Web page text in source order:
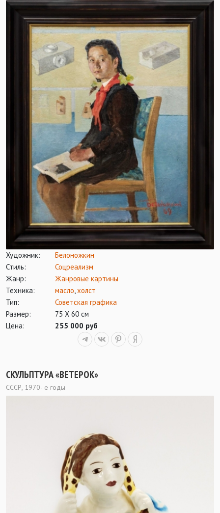
Художник:
Белоножкин
Стиль:
Соцреализм
Жанр:
Жанровые картины
Техника:
масло,холст
Тип:
Советская графика
Размер:
75 Х 60 см
Цена:
255 000 руб
СКУЛЬПТУРА «ВЕТЕРОК»
СССР, 1970- е годы